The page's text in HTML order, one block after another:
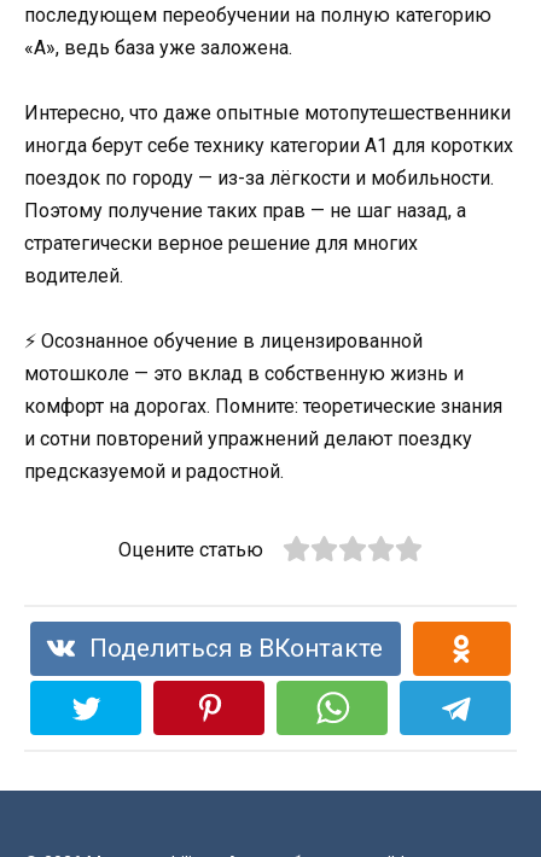
последующем переобучении на полную категорию
«А», ведь база уже заложена.
Интересно, что даже опытные мотопутешественники
иногда берут себе технику категории А1 для коротких
поездок по городу — из-за лёгкости и мобильности.
Поэтому получение таких прав — не шаг назад, а
стратегически верное решение для многих
водителей.
⚡ Осознанное обучение в лицензированной
мотошколе — это вклад в собственную жизнь и
комфорт на дорогах. Помните: теоретические знания
и сотни повторений упражнений делают поездку
предсказуемой и радостной.
Оцените статью
Поделиться в ВКонтакте